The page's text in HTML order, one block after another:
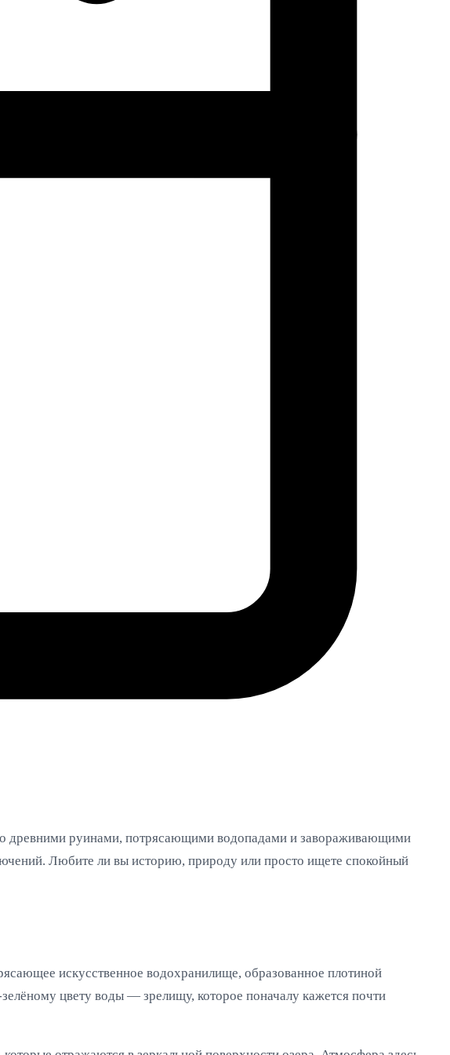
древними руинами, потрясающими водопадами и завораживающими
Любите ли вы историю, природу или просто ищете спокойный
искусственное водохранилище, образованное плотиной
цвету воды — зрелищу, которое поначалу кажется почти